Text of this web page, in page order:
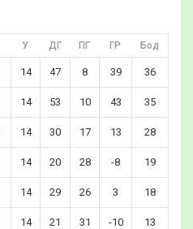
У ДГ ПГ ГР Бод
14 47 8 39 36
14 53 10 43 35
14 30 17 13 28
14 20 28 -8 19
14 29 26 3 18
14 21 31 -10 13